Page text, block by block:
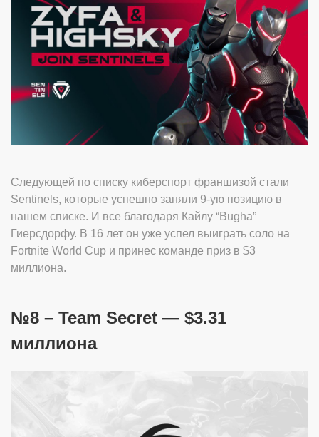
Следующей по списку киберспорт франшизой стали
Sentinels, которые успешно заняли 9-ую позицию в
нашем списке. И все благодаря Кайлу “Bugha”
Гиерсдорфу. В 16 лет он уже успел выиграть соло на
Fortnite World Cup и принес команде приз в $3
миллиона.
№8 – Team Secret — $3.31
миллиона